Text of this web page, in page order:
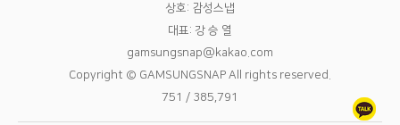
상호: 감성스냅
대표: 강 승 열
gamsungsnap@kakao.com
Copyright © GAMSUNGSNAP All rights reserved.
751 / 385,791